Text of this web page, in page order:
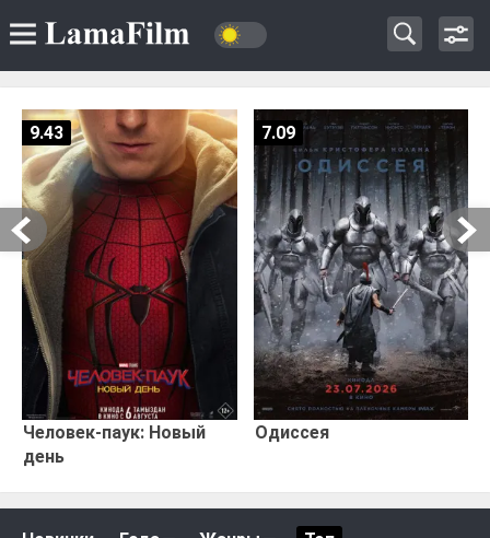
Человек-паук: Новый
день
9.43
Одиссея
7.09